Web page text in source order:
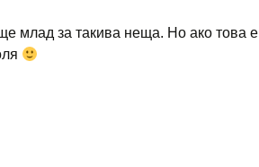
млад за такива неща. Но ако това е